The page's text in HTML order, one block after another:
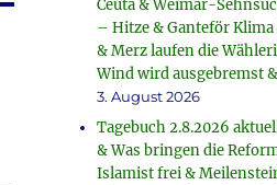
Ceuta & Weimar-
– Hitze & Ganteför
& Merz laufen die
Wind wird ausgebremst
3. August 2026
Tagebuch 2.8.2026
& Was bringen die
Islamist frei &